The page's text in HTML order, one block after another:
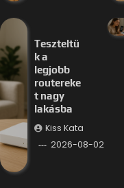
Teszteltü
k a
legjobb
routereke
t nagy
lakásba
Kiss Kata
2026-08-02